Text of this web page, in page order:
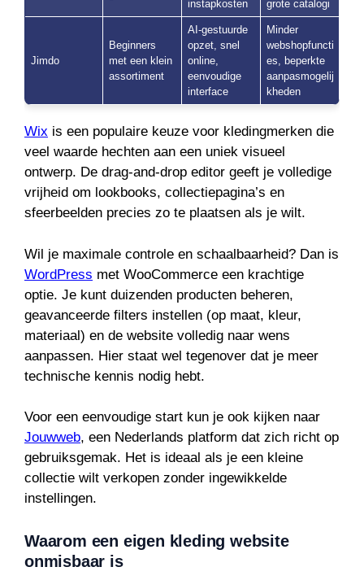
instapkosten
grote catalogi
Jimdo
Beginners
met een klein
assortiment
AI-gestuurde
opzet, snel
online,
eenvoudige
interface
Minder
webshopfuncti
es, beperkte
aanpasmogelij
kheden
Wix is een populaire keuze voor kledingmerken die
veel waarde hechten aan een uniek visueel
ontwerp. De drag-and-drop editor geeft je volledige
vrijheid om lookbooks, collectiepagina’s en
sfeerbeelden precies zo te plaatsen als je wilt.
Wil je maximale controle en schaalbaarheid? Dan is
WordPress met WooCommerce een krachtige
optie. Je kunt duizenden producten beheren,
geavanceerde filters instellen (op maat, kleur,
materiaal) en de website volledig naar wens
aanpassen. Hier staat wel tegenover dat je meer
technische kennis nodig hebt.
Voor een eenvoudige start kun je ook kijken naar
Jouwweb, een Nederlands platform dat zich richt op
gebruiksgemak. Het is ideaal als je een kleine
collectie wilt verkopen zonder ingewikkelde
instellingen.
Waarom een eigen kleding website
onmisbaar is